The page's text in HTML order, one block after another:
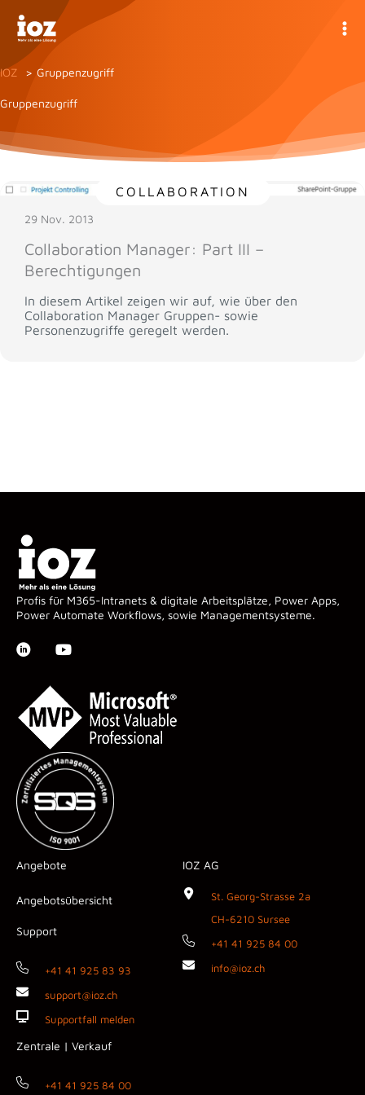
Inhalt
springen
IOZ Gruppenzugriff
Gruppenzugriff
COLLABORATION
29 Nov. 2013
Collaboration Manager: Part III –
Berechtigungen
In diesem Artikel zeigen wir auf, wie über den
Collaboration Manager Gruppen- sowie
Personenzugriffe geregelt werden.
Profis für M365-Intranets & digitale Arbeitsplätze, Power Apps,
Power Automate Workflows, sowie Managementsysteme.
Angebote
Angebotsübersicht
Support
+41 41 925 83 93
support@ioz.ch
Supportfall melden
Zentrale | Verkauf
+41 41 925 84 00
IOZ AG
St. Georg-Strasse 2a
CH-6210 Sursee
+41 41 925 84 00
info@ioz.ch